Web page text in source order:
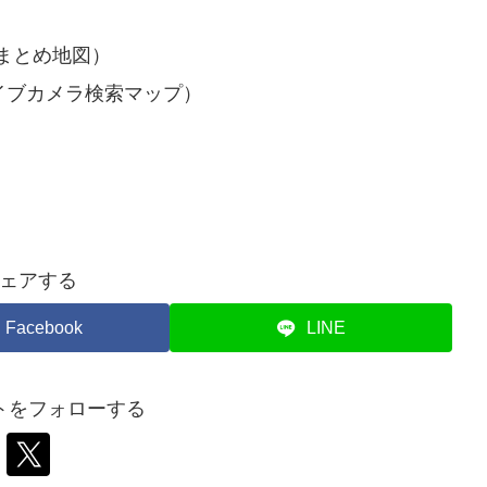
め地図）
カメラ検索マップ）
アする
Facebook LINE
をフォローする